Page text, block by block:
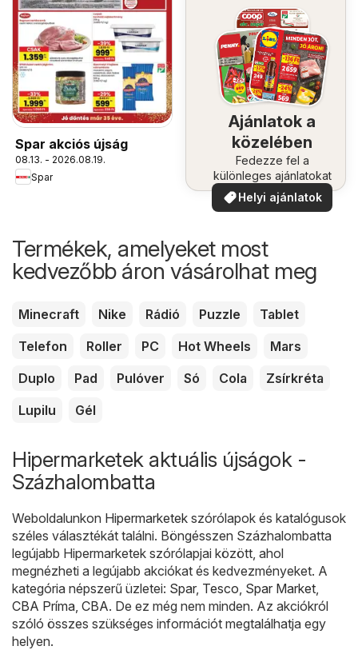
Spar akciós újság
08.13. - 2026.08.19.
Spar
Ajánlatok a
közelében
Fedezze fel a
különleges ajánlatokat
Helyi ajánlatok
Termékek, amelyeket most
kedvezőbb áron vásárolhat meg
Minecraft Nike Rádió Puzzle
Tablet
Telefon
Roller PC Hot Wheels
Mars
Duplo
Pad Pulóver Só Cola
Zsírkréta
Lupilu
Gél
Hipermarketek aktuális újságok -
Százhalombatta
Weboldalunkon Hipermarketek szórólapok és katalógusok
széles választékát találni. Böngésszen Százhalombatta
legújabb Hipermarketek szórólapjai között, ahol
megnézheti a legújabb akciókat és kedvezményeket. A
kategória népszerű üzletei: Spar, Tesco, Spar Market,
CBA Príma, CBA. De ez még nem minden. Az akciókról
szóló összes szükséges információt megtalálhatja egy
helyen.